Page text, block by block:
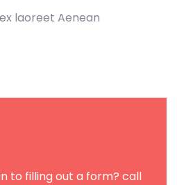
laoreet Aenean
to filling out a form? call